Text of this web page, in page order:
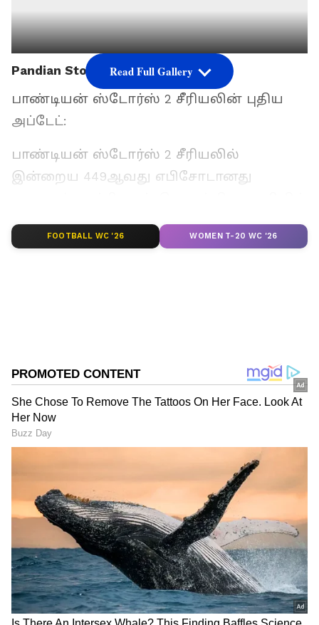
Pandian Stores 2 Update:
பாண்டியன் ஸ்டோர்ஸ் 2 சீரியலின் புதிய
அப்டேட்:
பாண்டியன் ஸ்டோர்ஸ் 2 சீரியலில்
இன்றைய 449ஆவது எபிசோடானது
மீனா மற்றும் சதீஷின் உரையாடல் உடன்
முடிவடைகிறது. சதீஷிற்கும் அரசிக்கும்
ஏசியாநெட் தமிழ்-ஐ உங்கள் முதன்மைத்
தேர்வாக்குங்கள்
Read Full Gallery
FOOTBALL WC '26 WOMEN T-20 WC '26